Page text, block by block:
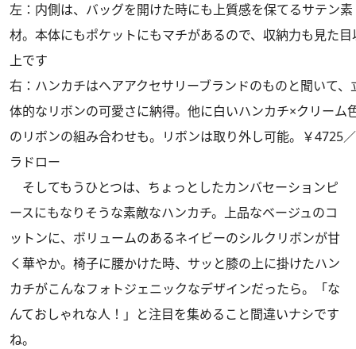
左：内側は、バッグを開けた時にも上質感を保てるサテン素
材。本体にもポケットにもマチがあるので、収納力も見た目
上です
右：ハンカチはヘアアクセサリーブランドのものと聞いて、
体的なリボンの可愛さに納得。他に白いハンカチ×クリーム
のリボンの組み合わせも。リボンは取り外し可能。￥4725／
ラドロー
そしてもうひとつは、ちょっとしたカンバセーションピ
ースにもなりそうな素敵なハンカチ。上品なベージュのコ
ットンに、ボリュームのあるネイビーのシルクリボンが甘
く華やか。椅子に腰かけた時、サッと膝の上に掛けたハン
カチがこんなフォトジェニックなデザインだったら。「な
んておしゃれな人！」と注目を集めること間違いナシです
ね。